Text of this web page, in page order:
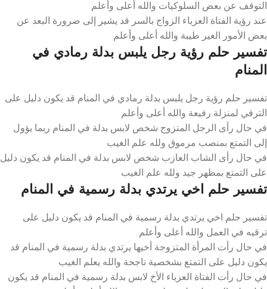
التوقف عن بعض السلوكيات والله أعلى وأعلم
عند رؤية الفتاة العزباء الزواج بالسر قد يشير إلى ضرورة البعد عن
بعض الأمور الغير طيبة والله أعلى وأعلم
تفسير حلم رؤية رجل يلبس بدلة رمادي في
المنام
تفسير حلم رؤية رجل يلبس بدلة رمادي في المنام قد يكون دليل على
الترقي لمنزلة رفيعة والله أعلى وأعلم
في حال رأى الرجل المتزوج شخص لابس بدلة في المنام ربما يؤول
إلى التمتع بمنصب مرموق ولله علم الغيب
في حال رأى الشاب العازب شخص لابس بدلة في المنام قد يكون دليل
على التمتع بمظهر جيد ولله علم الغيب
تفسير حلم اخي يرتدي بدلة رسمية في المنام
تفسير حلم اخي يرتدي بدلة رسمية في المنام قد يكون دليل على
ترقيه في العمل والله أعلى وأعلم
في حال رأت المرأة المتزوجة أخيها يرتدي بدلة رسمية في المنام قد
يكون دليل على التمتع بشخصية ناجحة والله يعلم الغيب
في حال رأت الفتاة العزباء الأخ لابس بدلة رسمية في المنام قد يكون